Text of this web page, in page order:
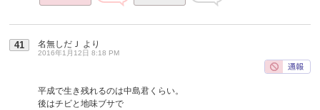
41 名無しだＪ より
2016年1月12日 8:18 PM
平成で生き残れるのは中島君くらい。
後はチビと地味ブサで